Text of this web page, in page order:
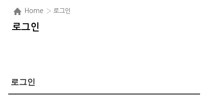
Home › 로그인
로그인
로그인